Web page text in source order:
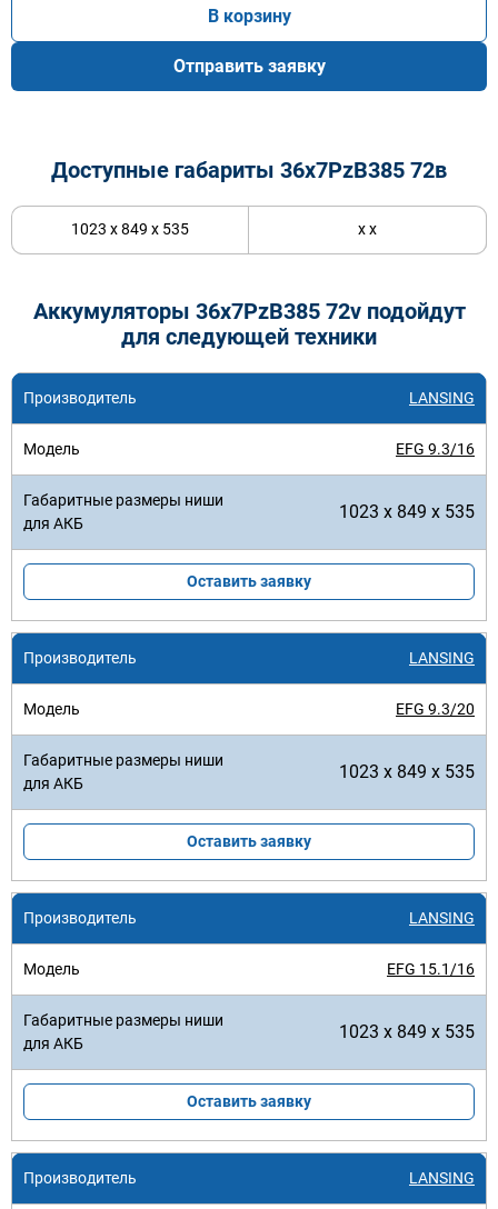
В корзину
Отправить заявку
Доступные габариты 36х7PzB385 72в
1023 x 849 x 535 x x
Аккумуляторы 36x7PzB385 72v подойдут
для следующей техники
LANSING
EFG 9.3/16
1023 x 849 x 535
Оставить заявку
LANSING
EFG 9.3/20
1023 x 849 x 535
Оставить заявку
LANSING
EFG 15.1/16
1023 x 849 x 535
Оставить заявку
LANSING